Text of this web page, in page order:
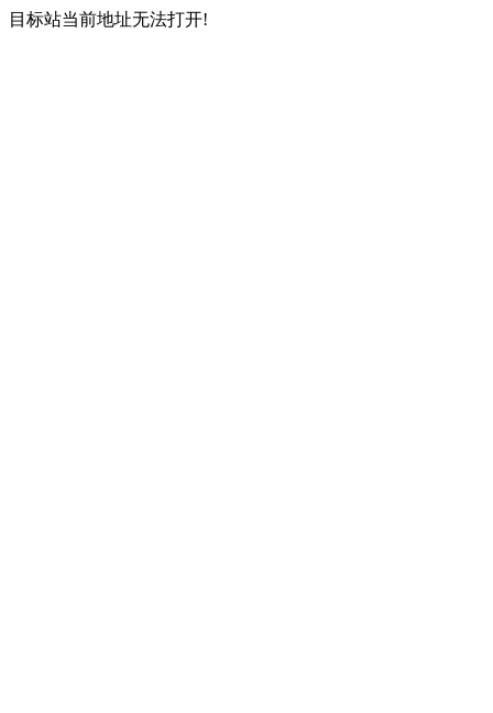
目标站当前地址无法打开!